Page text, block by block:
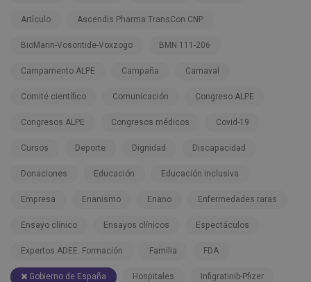
Artículo Ascendis Pharma TransCon CNP
BioMarin-Vosoritide-Voxzogo BMN 111-206
Campamento ALPE Campaña Carnaval
Comité científico Comunicación Congreso ALPE
Congresos ALPE Congresos médicos Covid-19
Cursos Deporte Dignidad Discapacidad
Donaciones Educación Educación inclusiva
Empresa Enanismo Enano Enfermedades raras
Ensayo clínico Ensayos clínicos Espectáculos
Expertos ADEE. Formación Familia FDA
Gobierno de España Hospitales Infigratinib-Pfizer